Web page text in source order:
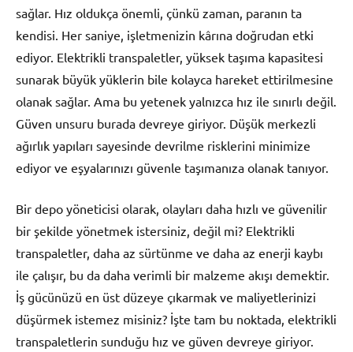
sağlar. Hız oldukça önemli, çünkü zaman, paranın ta
kendisi. Her saniye, işletmenizin kârına doğrudan etki
ediyor. Elektrikli transpaletler, yüksek taşıma kapasitesi
sunarak büyük yüklerin bile kolayca hareket ettirilmesine
olanak sağlar. Ama bu yetenek yalnızca hız ile sınırlı değil.
Güven unsuru burada devreye giriyor. Düşük merkezli
ağırlık yapıları sayesinde devrilme risklerini minimize
ediyor ve eşyalarınızı güvenle taşımanıza olanak tanıyor.
Bir depo yöneticisi olarak, olayları daha hızlı ve güvenilir
bir şekilde yönetmek istersiniz, değil mi? Elektrikli
transpaletler, daha az sürtünme ve daha az enerji kaybı
ile çalışır, bu da daha verimli bir malzeme akışı demektir.
İş gücünüzü en üst düzeye çıkarmak ve maliyetlerinizi
düşürmek istemez misiniz? İşte tam bu noktada, elektrikli
transpaletlerin sunduğu hız ve güven devreye giriyor.